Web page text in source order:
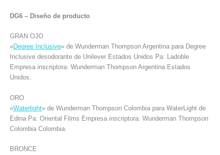
DG6 – Diseño de producto
GRAN OJO
«Degree Inclusive» de Wunderman Thompson Argentina para Degree
Inclusive desodorante de Unilever Estados Unidos Pa: Ladoble
Empresa inscriptora: Wunderman Thompson Argentina Estados
Unidos.
ORO
«Waterlight» de Wunderman Thompson Colombia para WaterLight de
Edina Pa: Oriental Films Empresa inscriptora: Wunderman Thompson
Colombia Colombia.
BRONCE